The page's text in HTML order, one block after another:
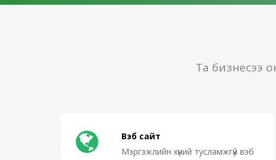
Та бизнесээ
Вэб сайт
Мэргэжлийн хүний тусламжгүй вэб